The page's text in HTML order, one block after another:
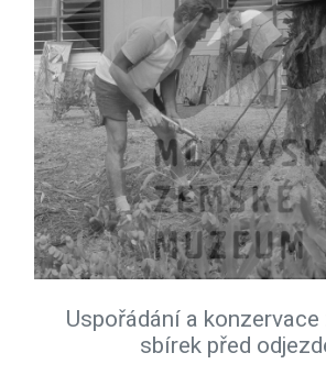
Uspořádání a
sbírek před